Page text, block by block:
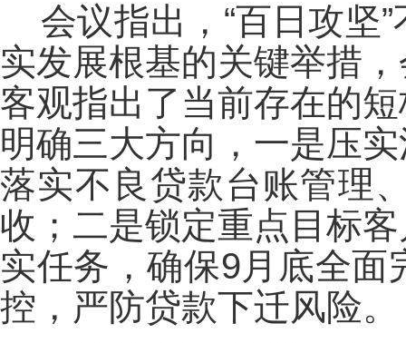
会议指出，“百日攻坚
实发展根基的关键举措
客观指出了当前存在的
明确三大方向，一是压
落实不良贷款台账管理
收；二是锁定重点目标
实任务，确保9月底全
控，严防贷款下迁风险。